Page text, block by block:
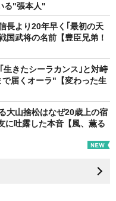
る"張本人"
長より20年早く｢最初の天
国武将の名前【豊臣兄弟！
きたシーラカンス｣と対峙
届くオーラ"【変わった生
大山捨松はなぜ20歳上の宿
に吐露した本音【風、薫る